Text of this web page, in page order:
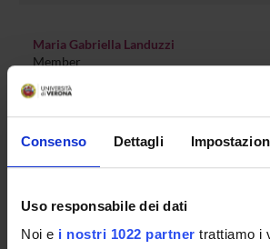
Consenso Dettagli
Uso responsabile dei dati
Noi e i nostri 1022 partner trattiamo i
Maria Gabriella Landuzzi
Member
Rosanna Cima
Federica De Cordova
Daria Lucia Gabusi